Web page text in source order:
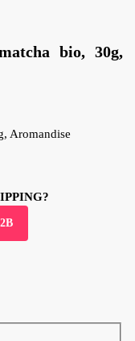
bio, 30g,
Aromandise